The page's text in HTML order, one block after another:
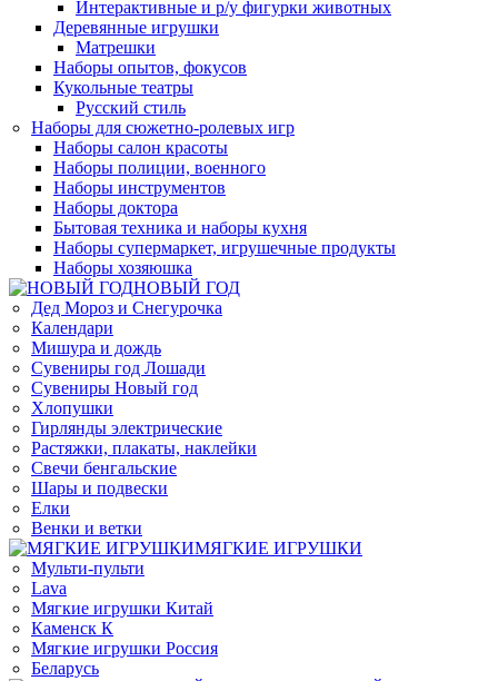
Интерактивные и р/у фигурки животных
Деревянные игрушки
Матрешки
Наборы опытов, фокусов
Кукольные театры
Русский стиль
Наборы для сюжетно-ролевых игр
Наборы салон красоты
Наборы полиции, военного
Наборы инструментов
Наборы доктора
Бытовая техника и наборы кухня
Наборы супермаркет, игрушечные продукты
Наборы хозяюшка
НОВЫЙ ГОД
Дед Мороз и Снегурочка
Календари
Мишура и дождь
Сувениры год Лошади
Сувениры Новый год
Хлопушки
Гирлянды электрические
Растяжки, плакаты, наклейки
Свечи бенгальские
Шары и подвески
Елки
Венки и ветки
МЯГКИЕ ИГРУШКИ
Мульти-пульти
Lava
Мягкие игрушки Китай
Каменск К
Мягкие игрушки Россия
Беларусь